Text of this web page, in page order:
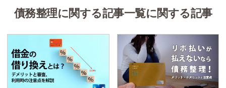
債務整理に関する記事一覧に関する記事